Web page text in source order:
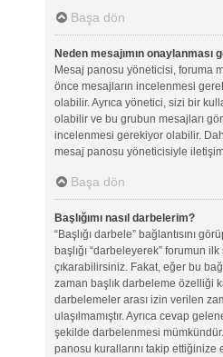
Başa dön
Neden mesajımın onaylanması
Mesaj panosu yöneticisi, foruma
önce mesajların incelenmesi
olabilir. Ayrıca yönetici, sizi bir
olabilir ve bu grubun mesajları
incelenmesi gerekiyor olabilir.
mesaj panosu yöneticisiyle
Başa dön
Başlığımı nasıl darbelerim?
“Başlığı darbele” bağlantısını
başlığı “darbeleyerek” forumun
çıkarabilirsiniz. Fakat, eğer bu
zaman başlık darbeleme özelliği
darbelemeler arası izin verilen
ulaşılmamıştır. Ayrıca cevap
şekilde darbelenmesi
panosu kurallarını takip ettiğinize